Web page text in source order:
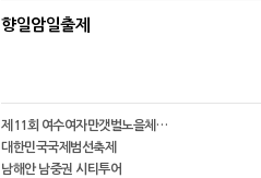
향일암일출제
제11회 여수여자만갯벌노을체…
대한민국국제범선축제
남해안 남중권 시티투어